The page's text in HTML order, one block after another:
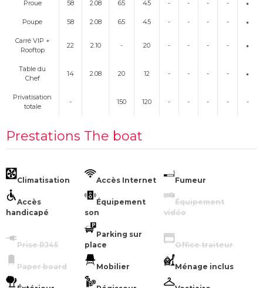
Proue 58 2.08 65 45 - - - -
Poupe 58 2.08 65 45 - - - -
Carré VIP +
Rooftop
22 2.10 - 20 - - - -
Table du
Chef
14 2.08 20 12 - - - -
Privatisation
totale
- 150 120 - - - - -
Prestations The boat
Climatisation Accès Internet Fumeur
Accès
handicapé
Équipement
son
Équipement
vidéo
Prise RJ45
Parking sur
place
Office traiteur
Paper board Mobilier Ménage inclus